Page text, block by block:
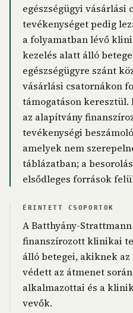
egészségügyi vásárlási
tevékenységet pedig
a folyamatban lévő
kezelés alatt álló
egészségügyre szánt
vásárlási csatornákon
támogatáson keresztül.
az alapítvány
tevékenységi
amelyek nem
táblázatban; a
elsődleges források
ÉRINTETT CSOPORTOK
A Batthyány-
finanszírozott klinikai
álló betegei, akiknek
védett az átmenet
alkalmazottai és a
vevők.